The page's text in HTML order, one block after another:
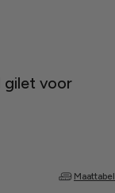
gilet voor
Maattabel